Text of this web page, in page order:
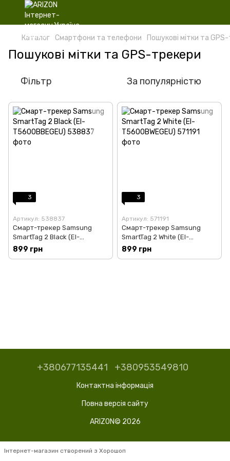
Каталог Смартфони та телефони Пошукові мітки та
Пошукові мітки та GPS-трекери
Фільтр За популярністю
3
Артикул: 538837
Смарт-трекер Samsung
SmartTag 2 Black (EI-
T5600BBEGEU)
899 грн
3
Артикул: 571191
Смарт-трекер Samsung
SmartTag 2 White (EI-
T5600BWEGEU)
899 грн
+380677135441 +380953549810
Контактна інформація
Повна версія сайту
ARIZON© 2026
Інтернет-магазин створений з Хорошоп